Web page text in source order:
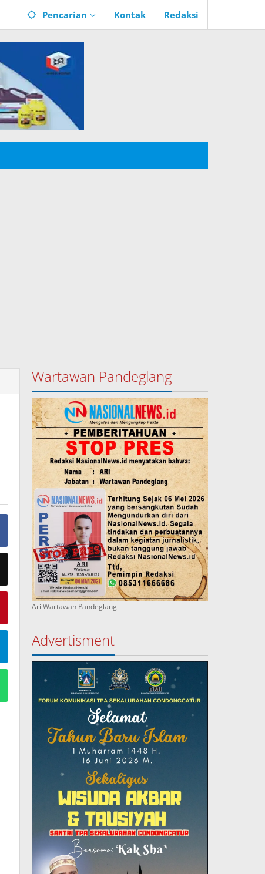
Pencarian Kontak Redaksi
Wartawan Pandeglang
Ari Wartawan Pandeglang
Advertisment